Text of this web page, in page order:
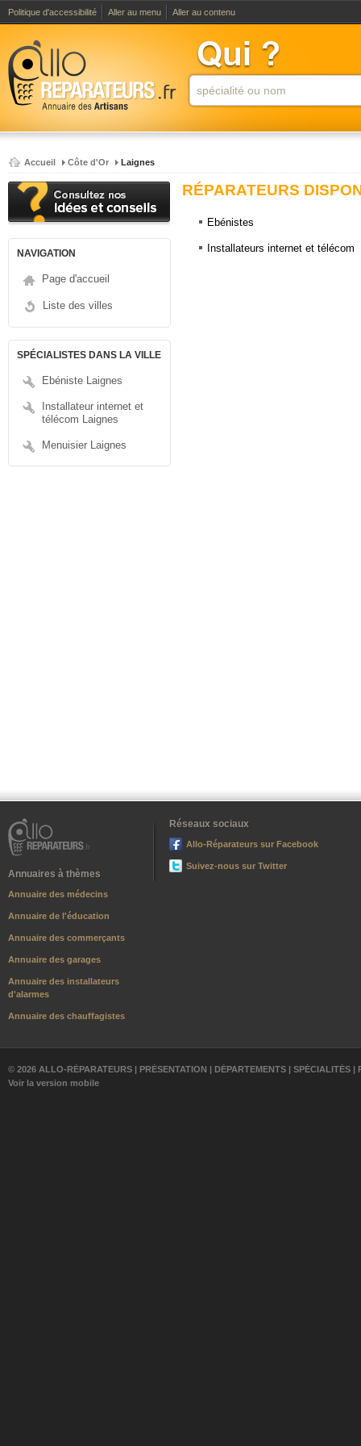
Politique d'accessibilité Aller au menu Aller au contenu
Accueil Côte d'Or Laignes
NAVIGATION
Page d'accueil
Liste des villes
SPÉCIALISTES DANS LA VILLE
Ebéniste Laignes
Installateur internet et
télécom Laignes
Menuisier Laignes
RÉPARATEURS
Ebénistes
Installateurs internet et télécom
Annuaires à thèmes
Annuaire des médecins
Annuaire de l'éducation
Annuaire des commerçants
Annuaire des garages
Annuaire des installateurs
d'alarmes
Annuaire des chauffagistes
Réseaux sociaux
Allo-Réparateurs sur Facebook
Suivez-nous sur Twitter
© 2026 ALLO-RÉPARATEURS | PRÉSENTATION | DÉPARTEMENTS | SPÉCIALITÉS |
Voir la version mobile